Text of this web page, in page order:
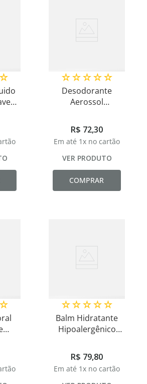
☆ ☆☆☆☆☆
Desodorante
Aerossol
Alumínio Total Care
150ml
R$ 72,30
Em até 1x no cartão
VER PRODUTO
COMPRAR
☆ ☆☆☆☆☆
Balm Hidratante
Hipoalergênico
40ml
R$ 79,80
Em até 1x no cartão